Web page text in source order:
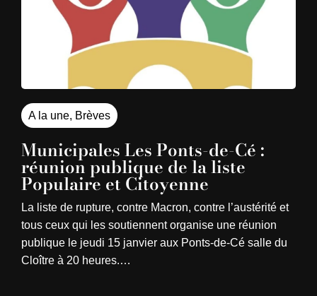
A la une, Brèves
Municipales Les Ponts-de-Cé :
réunion publique de la liste
Populaire et Citoyenne
La liste de rupture, contre Macron, contre l’austérité et
tous ceux qui les soutiennent organise une réunion
publique le jeudi 15 janvier aux Ponts-de-Cé salle du
Cloître à 20 heures.…